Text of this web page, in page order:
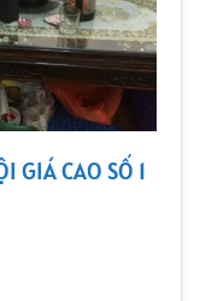
GIÁ CAO SỐ 1